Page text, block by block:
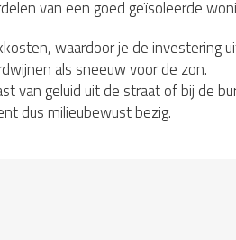
van een goed geïsoleerde
waardoor je de investering
als sneeuw voor de zon.
van geluid uit de straat of bij de
dus milieubewust bezig.